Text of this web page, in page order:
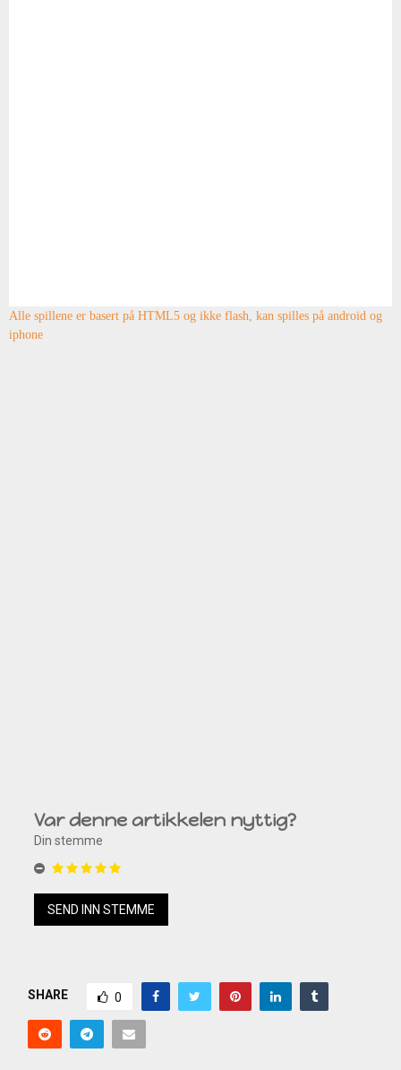
Alle spillene er basert på HTML5 og ikke flash, kan spilles på android og
iphone
Var denne artikkelen nyttig?
Din stemme
SHARE 0